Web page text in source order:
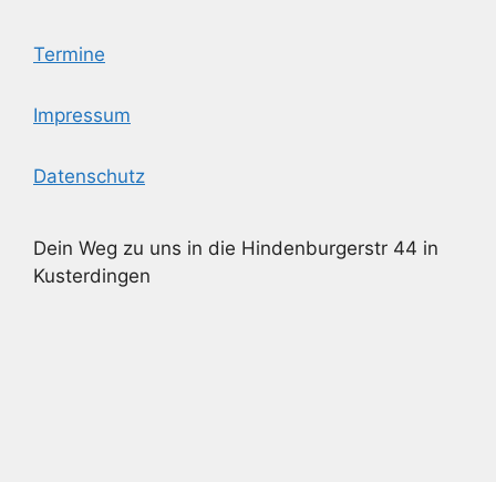
Termine
Impressum
Datenschutz
Dein Weg zu uns in die Hindenburgerstr 44 in
Kusterdingen